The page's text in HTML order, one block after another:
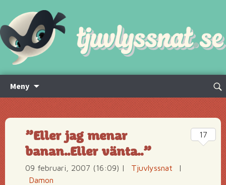
Meny
innehåll
Sök
”Eller jag menar
banan..Eller vänta..”
09 februari, 2007 (16:09) | Tjuvlyssnat
|
Damon
17